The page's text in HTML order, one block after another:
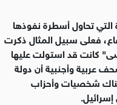
تحاول أسطرة نفوذها
فعلى سبيل المثال ذكرت
كانت قد استولت عليها
عربية وأجنبية أن دولة
هناك شخصيات وأحزاب